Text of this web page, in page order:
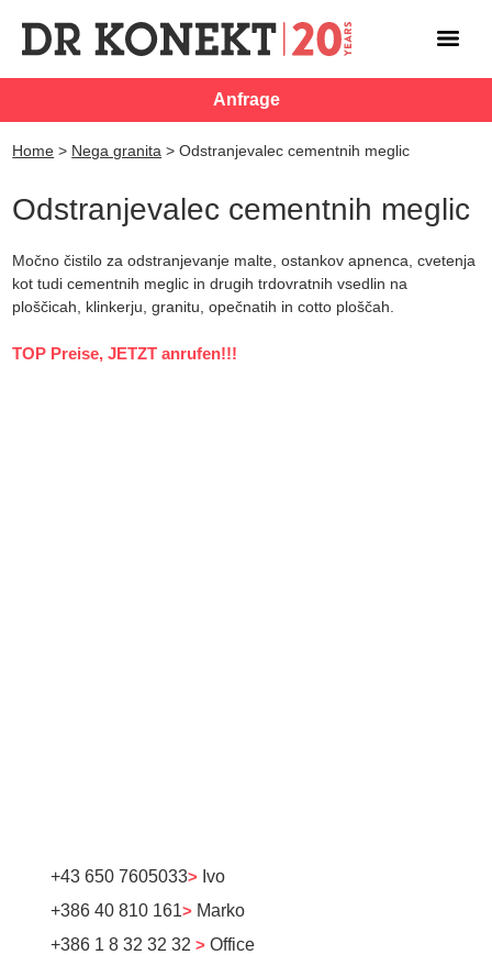
Anfrage
Home > Nega granita >Odstranjevalec cementnih meglic
Odstranjevalec cementnih meglic
Močno čistilo za odstranjevanje malte, ostankov apnenca, cvetenja
kot tudi cementnih meglic in drugih trdovratnih vsedlin na
ploščicah, klinkerju, granitu, opečnatih in cotto ploščah.
TOP Preise, JETZT anrufen!!!
+43 650 7605033> Ivo
+386 40 810 161> Marko
+386 1 8 32 32 32> Office